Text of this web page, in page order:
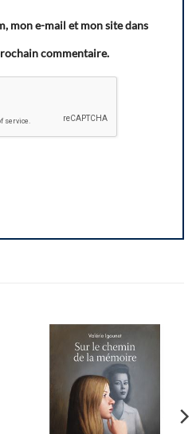
mon e-mail et mon site dans
commentaire.